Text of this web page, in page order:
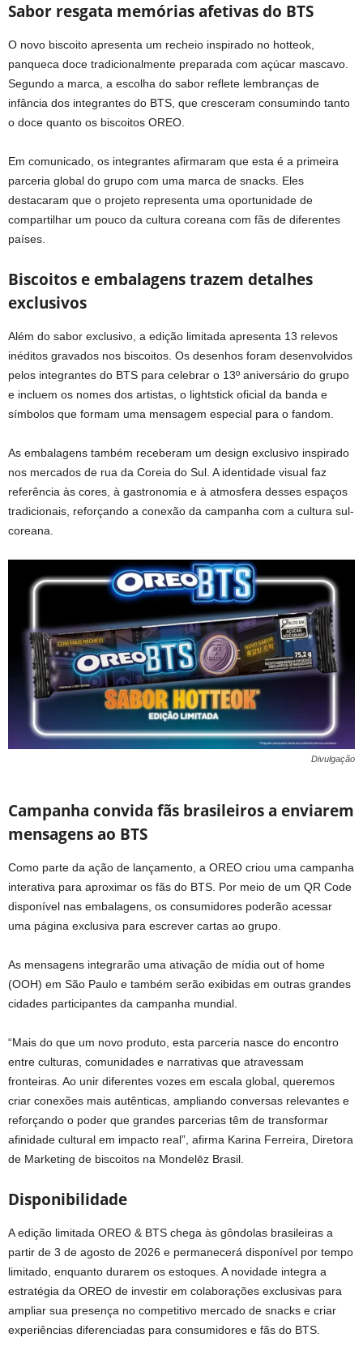
Sabor resgata memórias afetivas do BTS
O novo biscoito apresenta um recheio inspirado no hotteok,
panqueca doce tradicionalmente preparada com açúcar mascavo.
Segundo a marca, a escolha do sabor reflete lembranças de
infância dos integrantes do BTS, que cresceram consumindo tanto
o doce quanto os biscoitos OREO.
Em comunicado, os integrantes afirmaram que esta é a primeira
parceria global do grupo com uma marca de snacks. Eles
destacaram que o projeto representa uma oportunidade de
compartilhar um pouco da cultura coreana com fãs de diferentes
países.
Biscoitos e embalagens trazem detalhes
exclusivos
Além do sabor exclusivo, a edição limitada apresenta 13 relevos
inéditos gravados nos biscoitos. Os desenhos foram desenvolvidos
pelos integrantes do BTS para celebrar o 13º aniversário do grupo
e incluem os nomes dos artistas, o lightstick oficial da banda e
símbolos que formam uma mensagem especial para o fandom.
As embalagens também receberam um design exclusivo inspirado
nos mercados de rua da Coreia do Sul. A identidade visual faz
referência às cores, à gastronomia e à atmosfera desses espaços
tradicionais, reforçando a conexão da campanha com a cultura sul-
coreana.
Divulgação
Campanha convida fãs brasileiros a enviarem
mensagens ao BTS
Como parte da ação de lançamento, a OREO criou uma campanha
interativa para aproximar os fãs do BTS. Por meio de um QR Code
disponível nas embalagens, os consumidores poderão acessar
uma página exclusiva para escrever cartas ao grupo.
As mensagens integrarão uma ativação de mídia out of home
(OOH) em São Paulo e também serão exibidas em outras grandes
cidades participantes da campanha mundial.
“Mais do que um novo produto, esta parceria nasce do encontro
entre culturas, comunidades e narrativas que atravessam
fronteiras. Ao unir diferentes vozes em escala global, queremos
criar conexões mais autênticas, ampliando conversas relevantes e
reforçando o poder que grandes parcerias têm de transformar
afinidade cultural em impacto real”, afirma Karina Ferreira, Diretora
de Marketing de biscoitos na Mondelēz Brasil.
Disponibilidade
A edição limitada OREO & BTS chega às gôndolas brasileiras a
partir de 3 de agosto de 2026 e permanecerá disponível por tempo
limitado, enquanto durarem os estoques. A novidade integra a
estratégia da OREO de investir em colaborações exclusivas para
ampliar sua presença no competitivo mercado de snacks e criar
experiências diferenciadas para consumidores e fãs do BTS.